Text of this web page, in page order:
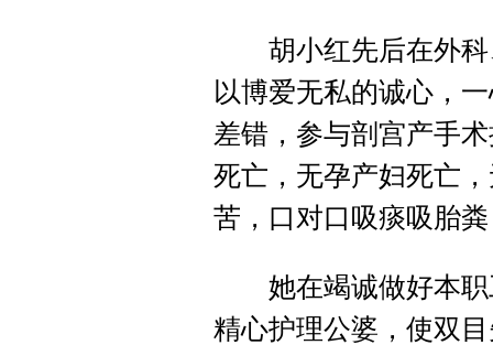
胡小红先后在外科
以博爱无私的诚心，
差错，参与剖宫产手
死亡，无孕产妇死亡
苦，口对口吸痰吸胎
她在竭诚做好本职
精心护理公婆，使双